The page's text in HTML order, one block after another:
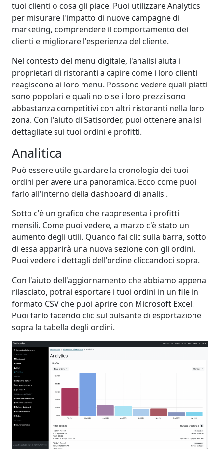
tuoi clienti o cosa gli piace. Puoi utilizzare Analytics
per misurare l'impatto di nuove campagne di
marketing, comprendere il comportamento dei
clienti e migliorare l'esperienza del cliente.
Nel contesto del menu digitale, l'analisi aiuta i
proprietari di ristoranti a capire come i loro clienti
reagiscono ai loro menu. Possono vedere quali piatti
sono popolari e quali no o se i loro prezzi sono
abbastanza competitivi con altri ristoranti nella loro
zona. Con l'aiuto di Satisorder, puoi ottenere analisi
dettagliate sui tuoi ordini e profitti.
Analitica
Può essere utile guardare la cronologia dei tuoi
ordini per avere una panoramica. Ecco come puoi
farlo all'interno della dashboard di analisi.
Sotto c'è un grafico che rappresenta i profitti
mensili. Come puoi vedere, a marzo c'è stato un
aumento degli utili. Quando fai clic sulla barra, sotto
di essa apparirà una nuova sezione con gli ordini.
Puoi vedere i dettagli dell'ordine cliccandoci sopra.
Con l'aiuto dell'aggiornamento che abbiamo appena
rilasciato, potrai esportare i tuoi ordini in un file in
formato CSV che puoi aprire con Microsoft Excel.
Puoi farlo facendo clic sul pulsante di esportazione
sopra la tabella degli ordini.